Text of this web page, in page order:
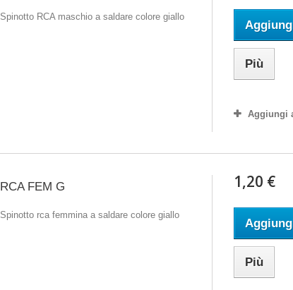
Spinotto RCA maschio a saldare colore giallo
Più
Aggiungi
RCA FEM G
Spinotto rca femmina a saldare colore giallo
1,20 €
Più